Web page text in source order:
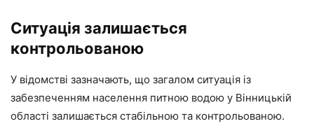
Ситуація залишається
контрольованою
У відомстві зазначають, що загалом ситуація із
забезпеченням населення питною водою у Вінницькій
області залишається стабільною та контрольованою.